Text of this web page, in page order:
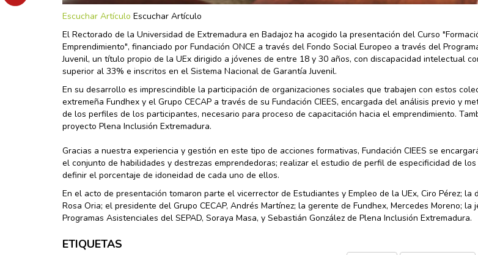
Escuchar Artículo Escuchar Artículo
El Rectorado de la Universidad de Extremadura en Badajoz ha acogido la presentación del Curso
Emprendimiento", financiado por Fundación ONCE a través del Fondo Social Europeo a través del
Juvenil, un título propio de la UEx dirigido a jóvenes de entre 18 y 30 años, con discapacidad intelectual
superior al 33% e inscritos en el Sistema Nacional de Garantía Juvenil.
En su desarrollo es imprescindible la participación de organizaciones sociales que trabajen con estos
extremeña Fundhex y el Grupo CECAP a través de su Fundación CIEES, encargada del análisis previo y
de los perfiles de los participantes, necesario para proceso de capacitación hacia el emprendimiento.
proyecto Plena Inclusión Extremadura.
Gracias a nuestra experiencia y gestión en este tipo de acciones formativas, Fundación CIEES se
el conjunto de habilidades y destrezas emprendedoras; realizar el estudio de perfil de especificidad de
definir el porcentaje de idoneidad de cada uno de ellos.
En el acto de presentación tomaron parte el vicerrector de Estudiantes y Empleo de la UEx, Ciro Pérez; la
Rosa Oria; el presidente del Grupo CECAP, Andrés Martínez; la gerente de Fundhex, Mercedes Moreno; la
Programas Asistenciales del SEPAD, Soraya Masa, y Sebastián González de Plena Inclusión Extremadura.
ETIQUETAS